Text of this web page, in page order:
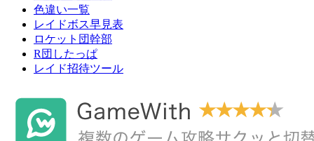
色違い一覧
レイドボス早見表
ロケット団幹部
R団したっぱ
レイド招待ツール